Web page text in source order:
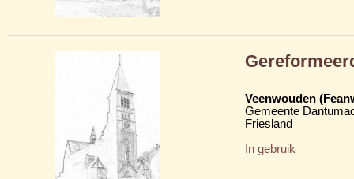
Veenwouden
Gemeente
Friesland
In gebruik